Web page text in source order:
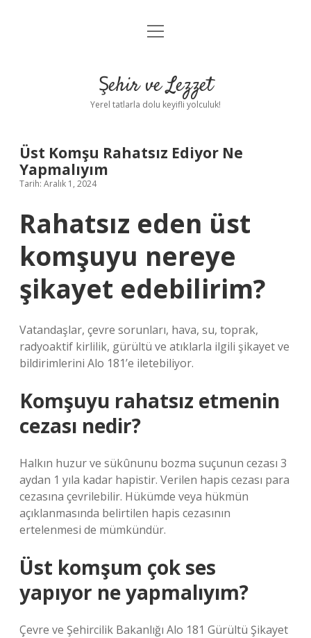
Anasayfa
Yasal Uyarı
menüyü
Şehir ve Lezzet
Yerel tatlarla dolu keyifli yolculuk!
Üst Komşu Rahatsız Ediyor Ne
Yapmalıyım
Tarih: Aralık 1, 2024
Rahatsız eden üst
komşuyu nereye
şikayet edebilirim?
Vatandaşlar, çevre sorunları, hava, su, toprak,
radyoaktif kirlilik, gürültü ve atıklarla ilgili şikayet ve
bildirimlerini Alo 181’e iletebiliyor.
Komşuyu rahatsız etmenin
cezası nedir?
Halkın huzur ve sükûnunu bozma suçunun cezası 3
aydan 1 yıla kadar hapistir. Verilen hapis cezası para
cezasına çevrilebilir. Hükümde veya hükmün
açıklanmasında belirtilen hapis cezasının
ertelenmesi de mümkündür.
Üst komşum çok ses
yapıyor ne yapmalıyım?
Çevre ve Şehircilik Bakanlığı Alo 181 Gürültü Şikayet